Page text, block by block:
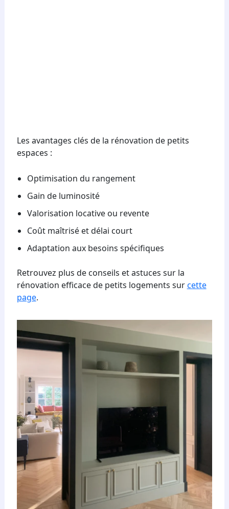
Les avantages clés de la rénovation de petits
espaces :
Optimisation du rangement
Gain de luminosité
Valorisation locative ou revente
Coût maîtrisé et délai court
Adaptation aux besoins spécifiques
Retrouvez plus de conseils et astuces sur la
rénovation efficace de petits logements surcette
page.